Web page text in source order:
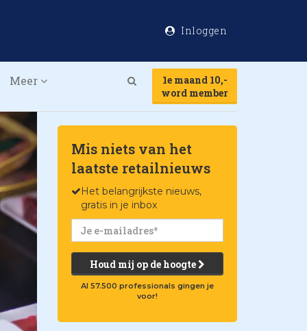
Inloggen
Meer
1e maand 10,-
word member
Mis niets van het
laatste retailnieuws
Het belangrijkste nieuws,
gratis in je inbox
Houd mij op de hoogte
Al 57.500 professionals gingen je
voor!